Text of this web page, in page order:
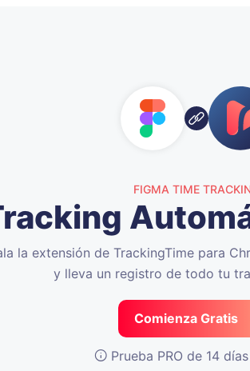
FIGMA TIME
la extensión de TrackingTime para
y lleva un registro de todo tu
Comienza Gratis
Prueba PRO de 14